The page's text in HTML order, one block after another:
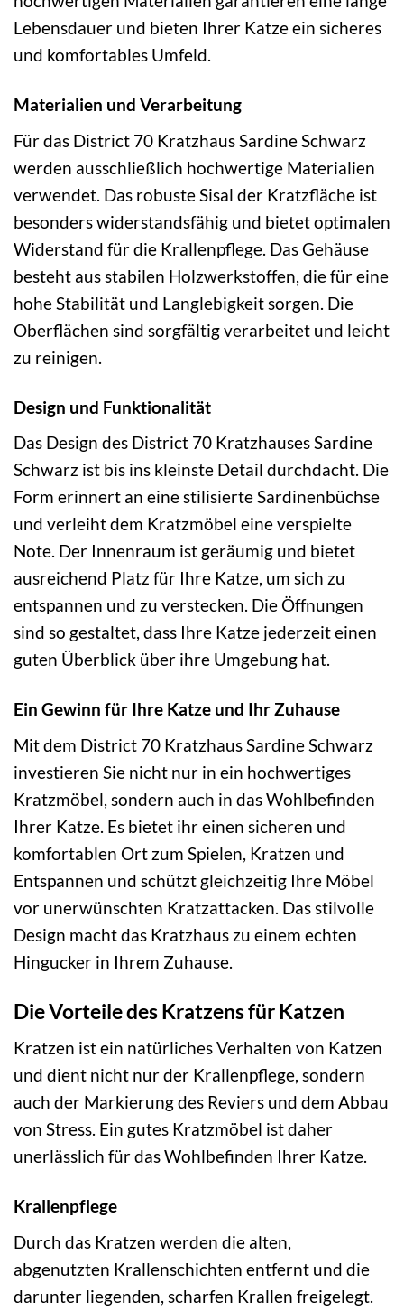
Lebensdauer und bieten Ihrer Katze ein sicheres
und komfortables Umfeld.
Materialien und Verarbeitung
Für das District 70 Kratzhaus Sardine Schwarz
werden ausschließlich hochwertige Materialien
verwendet. Das robuste Sisal der Kratzfläche ist
besonders widerstandsfähig und bietet optimalen
Widerstand für die Krallenpflege. Das Gehäuse
besteht aus stabilen Holzwerkstoffen, die für eine
hohe Stabilität und Langlebigkeit sorgen. Die
Oberflächen sind sorgfältig verarbeitet und leicht
zu reinigen.
Design und Funktionalität
Das Design des District 70 Kratzhauses Sardine
Schwarz ist bis ins kleinste Detail durchdacht. Die
Form erinnert an eine stilisierte Sardinenbüchse
und verleiht dem Kratzmöbel eine verspielte
Note. Der Innenraum ist geräumig und bietet
ausreichend Platz für Ihre Katze, um sich zu
entspannen und zu verstecken. Die Öffnungen
sind so gestaltet, dass Ihre Katze jederzeit einen
guten Überblick über ihre Umgebung hat.
Ein Gewinn für Ihre Katze und Ihr Zuhause
Mit dem District 70 Kratzhaus Sardine Schwarz
investieren Sie nicht nur in ein hochwertiges
Kratzmöbel, sondern auch in das Wohlbefinden
Ihrer Katze. Es bietet ihr einen sicheren und
komfortablen Ort zum Spielen, Kratzen und
Entspannen und schützt gleichzeitig Ihre Möbel
vor unerwünschten Kratzattacken. Das stilvolle
Design macht das Kratzhaus zu einem echten
Hingucker in Ihrem Zuhause.
Die Vorteile des Kratzens für Katzen
Kratzen ist ein natürliches Verhalten von Katzen
und dient nicht nur der Krallenpflege, sondern
auch der Markierung des Reviers und dem Abbau
von Stress. Ein gutes Kratzmöbel ist daher
unerlässlich für das Wohlbefinden Ihrer Katze.
Krallenpflege
Durch das Kratzen werden die alten,
abgenutzten Krallenschichten entfernt und die
darunter liegenden, scharfen Krallen freigelegt.